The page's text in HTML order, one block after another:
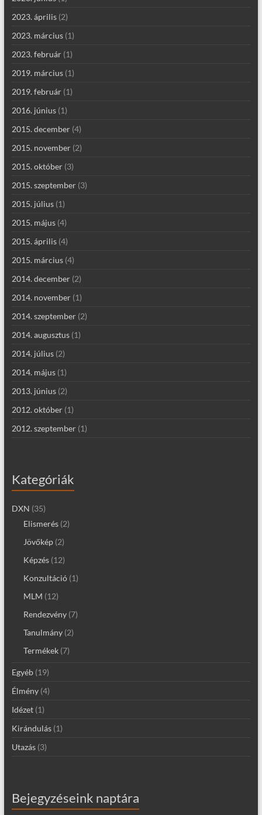
2023. április(2)
2023. március(1)
2023. február(1)
2019. március(1)
2019. február(1)
2016. június(1)
2015. december(4)
2015. november(2)
2015. október(3)
2015. szeptember(3)
2015. július(1)
2015. május(4)
2015. április(4)
2015. március(4)
2014. december(2)
2014. november(1)
2014. szeptember(2)
2014. augusztus(1)
2014. július(2)
2014. május(1)
2013. június(2)
2012. október(1)
2012. szeptember(1)
Kategóriák
DXN (35)
Elismerés(2)
Jövőkép(2)
Képzés(12)
Konzultáció(1)
MLM (12)
Rendezvény(7)
Tanulmány(2)
Termékek(7)
Egyéb(19)
Élmény(4)
Idézet(1)
Kirándulás(1)
Utazás(3)
Bejegyzéseink naptára